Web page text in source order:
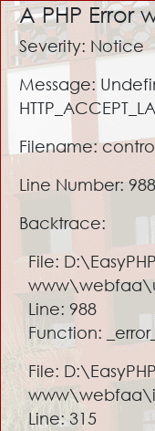
A PHP Error
Severity: Notice
Message:
Filename:
Line Number: 988
Backtrace:
File:
Line: 988
Function:
File:
Line: 315